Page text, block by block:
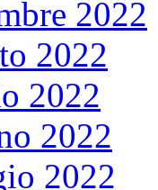
2022
2022
2022
2022
2022